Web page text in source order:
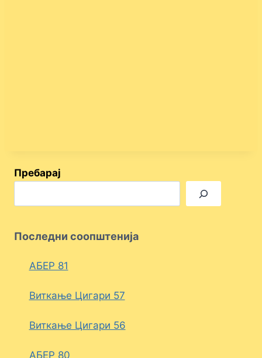
Пребарај
Последни соопштенија
АБЕР 81
Виткање Цигари 57
Виткање Цигари 56
АБЕР 80